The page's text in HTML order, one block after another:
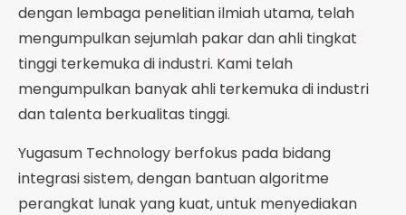
dengan lembaga penelitian ilmiah utama, telah
mengumpulkan sejumlah pakar dan ahli tingkat
tinggi terkemuka di industri. Kami telah
mengumpulkan banyak ahli terkemuka di industri
dan talenta berkualitas tinggi.
Yugasum Technology berfokus pada bidang
integrasi sistem, dengan bantuan algoritme
perangkat lunak yang kuat, untuk menyediakan